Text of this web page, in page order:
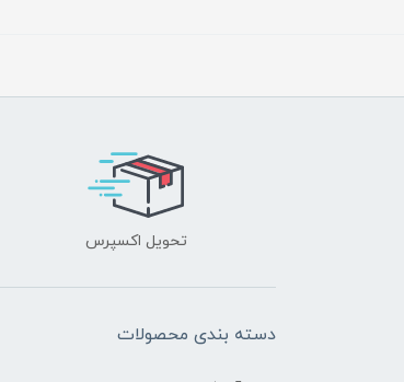
تحویل اکسپرس
دسته بندی محصولات